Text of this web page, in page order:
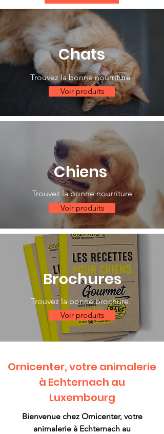
Chats
Trouvez la bonne nourriture
Voir produits
Chiens
Trouvez la bonne nourriture
Voir produits
Brochures
Trouvez la bonne brochure.
Voir produits
Ornicenter, votre animalerie
à Echternach au
Luxembourg
Bienvenue chez Ornicenter, votre
animalerie à Echternach au